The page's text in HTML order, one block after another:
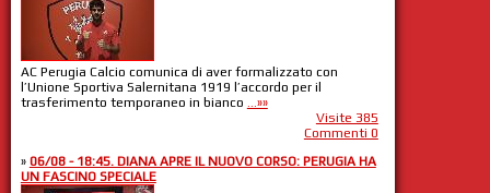
AC Perugia Calcio comunica di aver formalizzato con
l’Unione Sportiva Salernitana 1919 l’accordo per il
trasferimento temporaneo in bianco ...»»
Visite 385
Commenti 0
» 06/08 - 18:45. DIANA APRE IL NUOVO CORSO: PERUGIA HA
UN FASCINO SPECIALE